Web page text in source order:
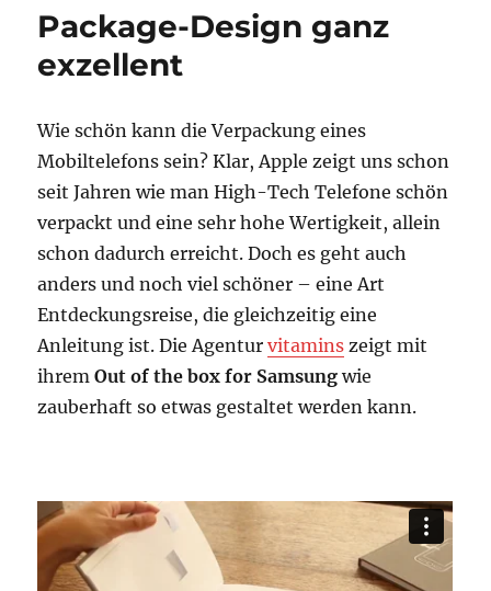
Mit
Zeichen
Zeichen
Package-Design ganz
exzellent
Wie schön kann die Verpackung eines
Mobiltelefons sein? Klar, Apple zeigt uns schon
seit Jahren wie man High-Tech Telefone schön
verpackt und eine sehr hohe Wertigkeit, allein
schon dadurch erreicht. Doch es geht auch
anders und noch viel schöner – eine Art
Entdeckungsreise, die gleichzeitig eine
Anleitung ist. Die Agenturvitamins zeigt mit
ihremOut of the box for Samsung wie
zauberhaft so etwas gestaltet werden kann.